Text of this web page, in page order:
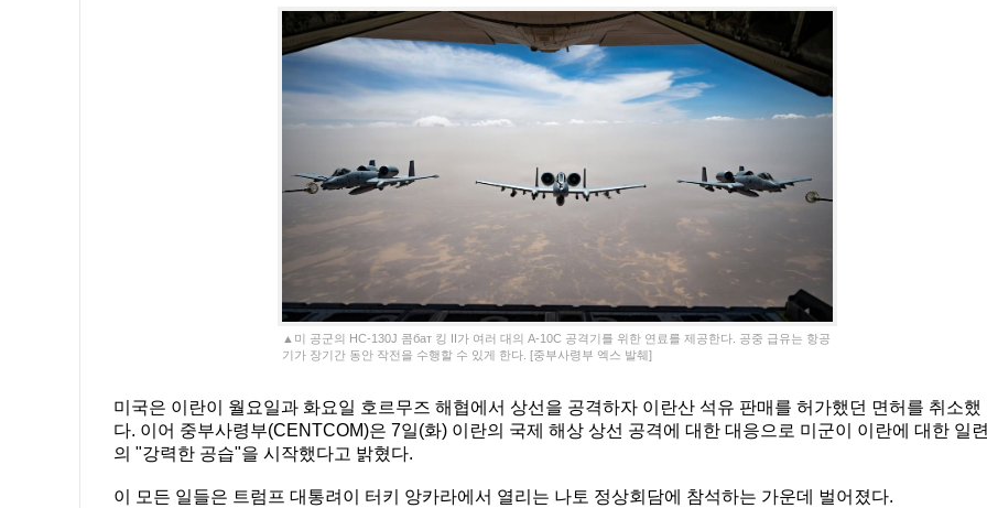
▲미 공군의 HC-130J 콤бат 킹 II가 여러 대의 A-10C 공격기를 위한 연료를 제공한다. 공중 급유는 항공
기가 장기간 동안 작전을 수행할 수 있게 한다. [중부사령부 엑스 발췌]
미국은 이란이 월요일과 화요일 호르무즈 해협에서 상선을 공격하자 이란산 석유 판매를 허가했던 면허를 취소했
다. 이어 중부사령부(CENTCOM)은 7일(화) 이란의 국제 해상 상선 공격에 대한 대응으로 미군이 이란에 대한 일
의 "강력한 공습"을 시작했다고 밝혔다.
이 모든 일들은 트럼프 대통려이 터키 앙카라에서 열리는 나토 정상회담에 참석하는 가운데 벌어졌다.